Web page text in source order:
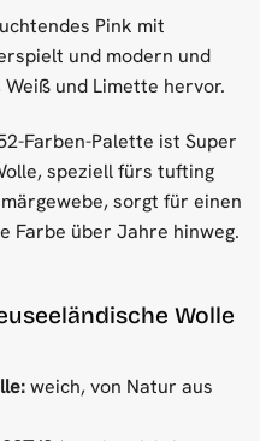
Pink mit
und modern und
und Limette hervor.
Farben-Palette ist Super
speziell fürs tufting
sorgt für einen
Farbe über Jahre hinweg.
Wolle
weich, von Natur aus